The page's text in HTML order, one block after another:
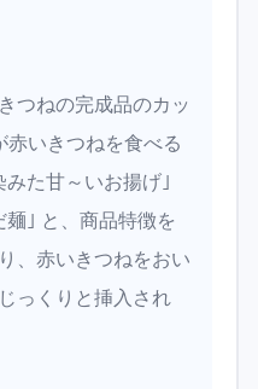
つねの完成品のカッ
赤いきつねを食べる
た甘～いお揚げ｣
｣ と、商品特徴を
、赤いきつねをおい
っくりと挿入され